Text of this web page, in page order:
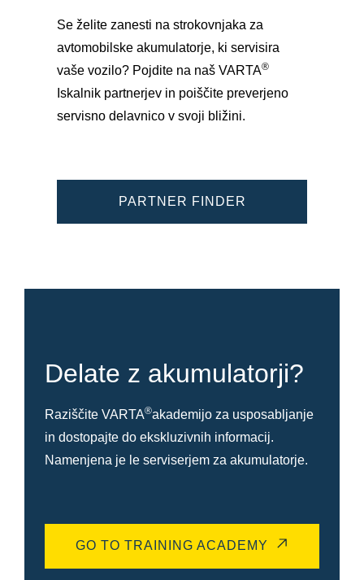
Se želite zanesti na strokovnjaka za
avtomobilske akumulatorje, ki servisira
vaše vozilo? Pojdite na naš VARTA®
Iskalnik partnerjev in poiščite preverjeno
servisno delavnico v svoji bližini.
PARTNER FINDER
Delate z akumulatorji?
Raziščite VARTA®akademijo za usposabljanje
in dostopajte do ekskluzivnih informacij.
Namenjena je le serviserjem za akumulatorje.
GO TO TRAINING ACADEMY